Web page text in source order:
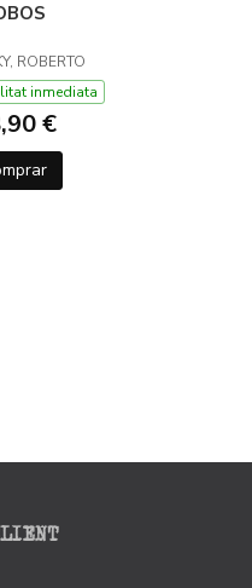
ROBERTO
inmediata
€